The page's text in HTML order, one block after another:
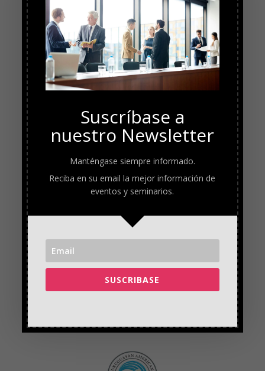
Suscríbase a
nuestro Newsletter
Manténgase siempre informado.
Reciba en su email la mejor información de
eventos y seminarios.
SUSCRIBASE